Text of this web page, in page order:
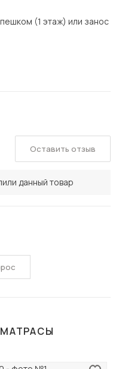
(1 этаж) или занос
данный товар
Оставить отзыв